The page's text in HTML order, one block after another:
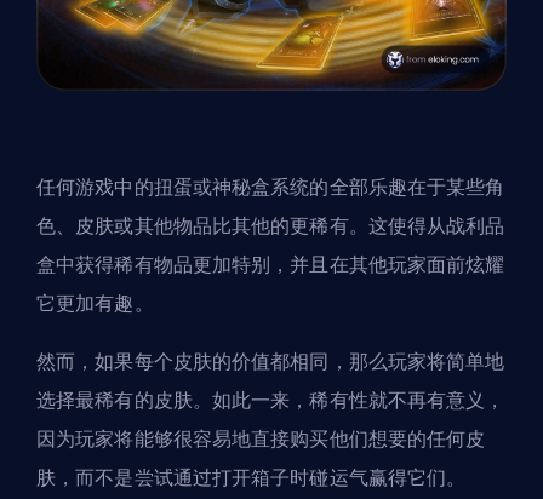
任何游戏中的扭蛋或神秘盒系统的全部乐趣在于某些角
色、皮肤或其他物品比其他的更稀有。这使得从战利品
盒中获得稀有物品更加特别，并且在其他玩家面前炫耀
它更加有趣。
然而，如果每个皮肤的价值都相同，那么玩家将简单地
选择最稀有的皮肤。如此一来，稀有性就不再有意义，
因为玩家将能够很容易地直接购买他们想要的任何皮
肤，而不是尝试通过打开箱子时碰运气赢得它们。